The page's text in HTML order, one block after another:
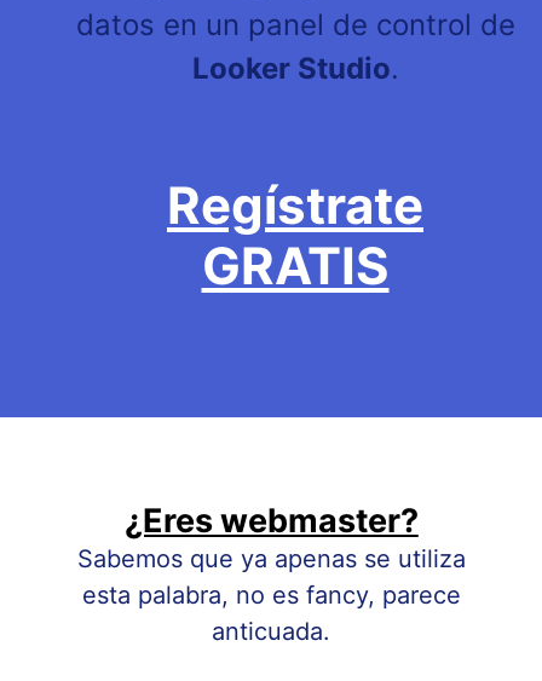
datos en un panel de control de
Looker Studio.
Regístrate
GRATIS
¿Eres webmaster?
Sabemos que ya apenas se utiliza
esta palabra, no es fancy, parece
anticuada.